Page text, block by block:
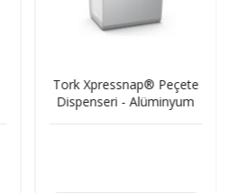
Tork Xpressnap® Peçete
Dispenseri - Alüminyum